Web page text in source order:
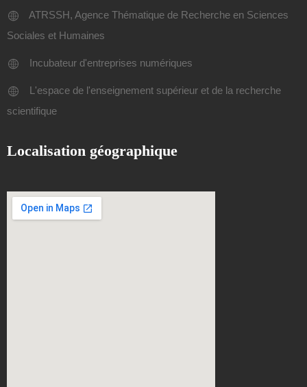
ATRSSH, Agence Thématique de Recherche en Sciences
Sociales et Humaines
Incubateur d'entreprises numériques
L'espace de l'enseignement supérieur et de la recherche
scientifique
Localisation géographique